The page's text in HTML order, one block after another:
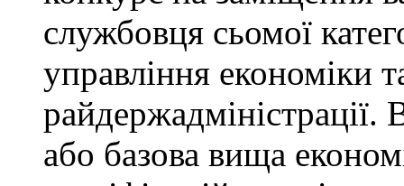
службовця сьомої
управління економіки
або базова вища